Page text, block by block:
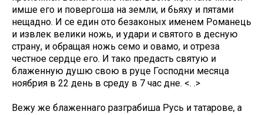
имше его и повергоша на земли, и бьяху и пятами
нещадно. И се един ото безаконых именем Романець
и извлек велики ножь, и удари и святого в десную
страну, и обращая ножь семо и овамо, и отреза
честное сердце его. И тако предасть святую и
блаженную душю свою в руце Господни месяца
ноябрия в 22 день в среду в 7 час дне. <. .>
Вежу же блаженнаго разграбиша Русь и татарове, а